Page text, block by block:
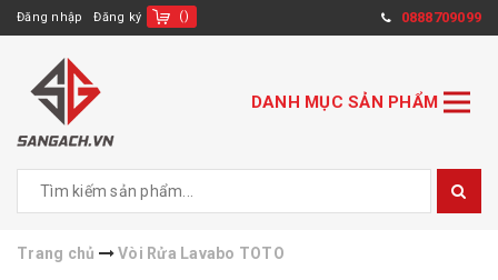
Đăng nhập Đăng ký () 0888709099
DANH MỤC SẢN PHẨM
Trang chủ Vòi Rửa Lavabo TOTO